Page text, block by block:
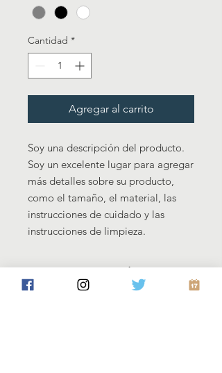
Cantidad *
Agregar al carrito
Soy una descripción del producto.
Soy un excelente lugar para agregar
más detalles sobre su producto,
como el tamaño, el material, las
instrucciones de cuidado y las
instrucciones de limpieza.
INFORMACIÓN
DEL PRODUCTO